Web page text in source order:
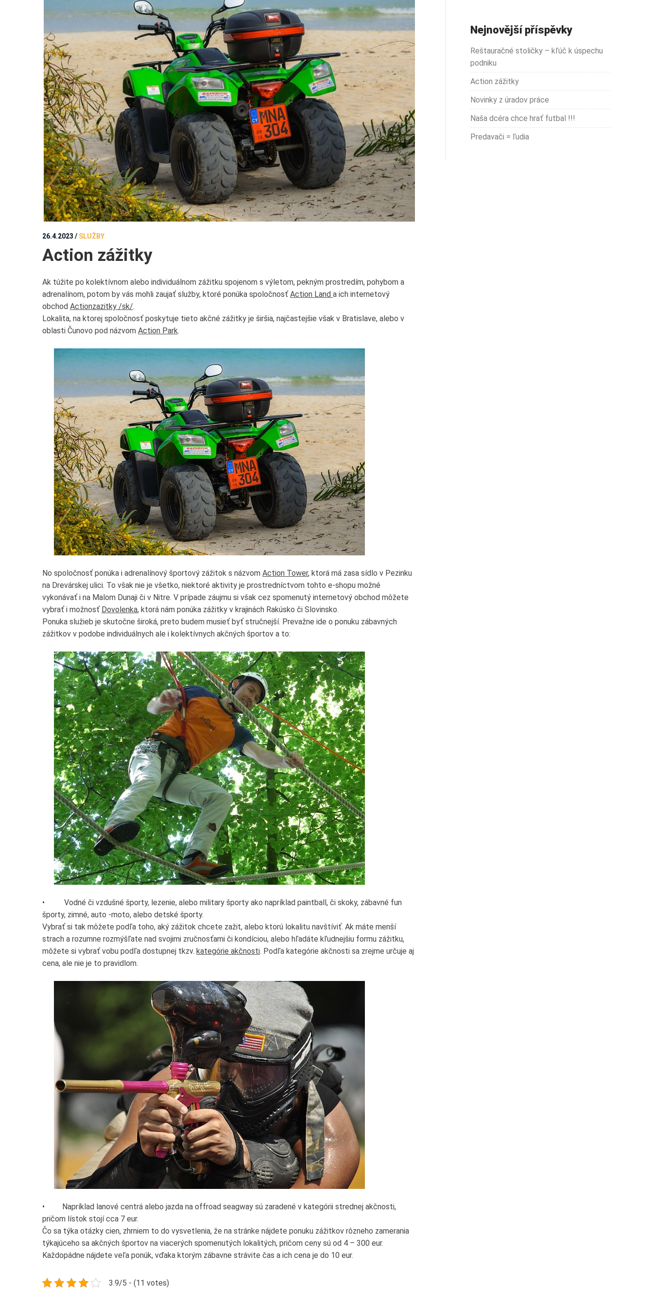
26.4.2023 / SLUŽBY
Action zážitky
Ak túžite po kolektívnom alebo individuálnom zážitku spojenom s výletom, pekným prostredím, pohybom a
adrenalínom, potom by vás mohli zaujať služby, ktoré ponúka spoločnosť Action Land a ich internetový
obchod Actionzazitky /sk/.
Lokalita, na ktorej spoločnosť poskytuje tieto akčné zážitky je širšia, najčastejšie však v Bratislave, alebo v
oblasti Čunovo pod názvom Action Park.
No spoločnosť ponúka i adrenalínový športový zážitok s názvom Action Tower, ktorá má zasa sídlo v Pezinku
na Drevárskej ulici. To však nie je všetko, niektoré aktivity je prostredníctvom tohto e-shopu možné
vykonávať i na Malom Dunaji či v Nitre. V prípade záujmu si však cez spomenutý internetový obchod môžete
vybrať i možnosť Dovolenka, ktorá nám ponúka zážitky v krajinách Rakúsko či Slovinsko.
Ponuka služieb je skutočne široká, preto budem musieť byť stručnejší. Prevažne ide o ponuku zábavných
zážitkov v podobe individuálnych ale i kolektívnych akčných športov a to:
• Vodné či vzdušné športy, lezenie, alebo military športy ako napríklad paintball, či skoky, zábavné fun
športy, zimné, auto -moto, alebo detské športy.
Vybrať si tak môžete podľa toho, aký zážitok chcete zažit, alebo ktorú lokalitu navštíviť. Ak máte menší
strach a rozumne rozmýšľate nad svojimi zručnosťami či kondíciou, alebo hľadáte kľudnejšiu formu zážitku,
môžete si vybrať vobu podľa dostupnej tkzv. kategórie akčnosti. Podľa kategórie akčnosti sa zrejme určuje aj
cena, ale nie je to pravidlom.
• Napríklad lanové centrá alebo jazda na offroad seagway sú zaradené v kategórii strednej akčnosti,
pričom lístok stojí cca 7 eur.
Čo sa týka otázky cien, zhrniem to do vysvetlenia, že na stránke nájdete ponuku zážitkov rôzneho zamerania
týkajúceho sa akčných športov na viacerých spomenutých lokalitých, pričom ceny sú od 4 – 300 eur.
Každopádne nájdete veľa ponúk, vďaka ktorým zábavne strávite čas a ich cena je do 10 eur.
3.9/5 - (11 votes)
Nejnovější příspěvky
Reštauračné stoličky – kľúč k úspechu
podniku
Action zážitky
Novinky z úradov práce
Naša dcéra chce hrať futbal !!!
Predavači = ľudia